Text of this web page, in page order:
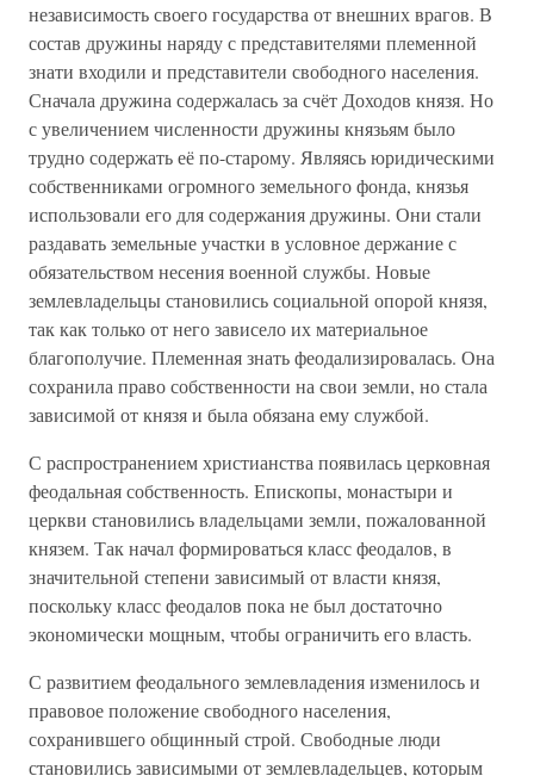
независимость своего государства от внешних врагов. В
состав дружины наряду с представителями племенной
знати входили и представители свободного населения.
Сначала дружина содержалась за счёт Доходов князя. Но
с увеличением численности дружины князьям было
трудно содержать её по-старому. Являясь юридическими
собственниками огромного земельного фонда, князья
использовали его для содержания дружины. Они стали
раздавать земельные участки в условное держание с
обязательством несения военной службы. Новые
землевладельцы становились социальной опорой князя,
так как только от него зависело их материальное
благополучие. Племенная знать феодализировалась. Она
сохранила право собственности на свои земли, но стала
зависимой от князя и была обязана ему службой.
С распространением христианства появилась церковная
феодальная собственность. Епископы, монастыри и
церкви становились владельцами земли, пожалованной
князем. Так начал формироваться класс феодалов, в
значительной степени зависимый от власти князя,
поскольку класс феодалов пока не был достаточно
экономически мощным, чтобы ограничить его власть.
С развитием феодального землевладения изменилось и
правовое положение свободного населения,
сохранившего общинный строй. Свободные люди
становились зависимыми от землевладельцев, которым